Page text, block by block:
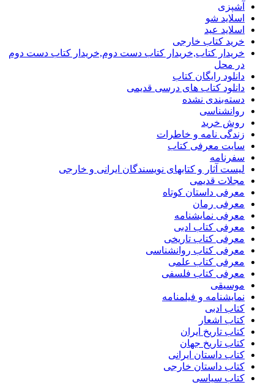
آشپزی
اسلاید شو
اسلاید عید
خرید کتاب خارجی
خریدار کتاب,خریدار کتاب دست دوم,خریدار کتاب دست دوم
در محل
دانلود رایگان کتاب
دانلود کتاب های درسی قدیمی
دسته‌بندی نشده
روانشناسی
روش خرید
زندگی نامه و خاطرات
سایت معرفی کتاب
سفرنامه
لیست آثار و کتابهای نویسندگان ایرانی و خارجی
مجلات قدیمی
معرفی داستان کوتاه
معرفی رمان
معرفی نمایشنامه
معرفی کتاب ادبی
معرفی کتاب تاریخی
معرفی کتاب روانشناسی
معرفی کتاب علمی
معرفی کتاب فلسفی
موسیقی
نمایشنامه و فیلمنامه
کتاب ادبی
کتاب اشعار
کتاب تاریخ ایران
کتاب تاریخ جهان
کتاب داستان ایرانی
کتاب داستان خارجی
کتاب سیاسی